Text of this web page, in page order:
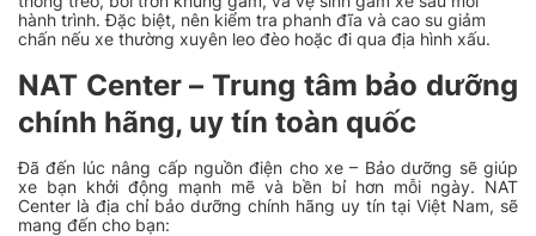
hành trình. Đặc biệt, nên kiểm tra phanh đĩa và cao su giảm
chấn nếu xe thường xuyên leo đèo hoặc đi qua địa hình xấu.
NAT Center – Trung tâm bảo dưỡng
chính hãng, uy tín toàn quốc
Đã đến lúc nâng cấp nguồn điện cho xe – Bảo dưỡng sẽ giúp
xe bạn khởi động mạnh mẽ và bền bỉ hơn mỗi ngày. NAT
Center là địa chỉ bảo dưỡng chính hãng uy tín tại Việt Nam, sẽ
mang đến cho bạn: